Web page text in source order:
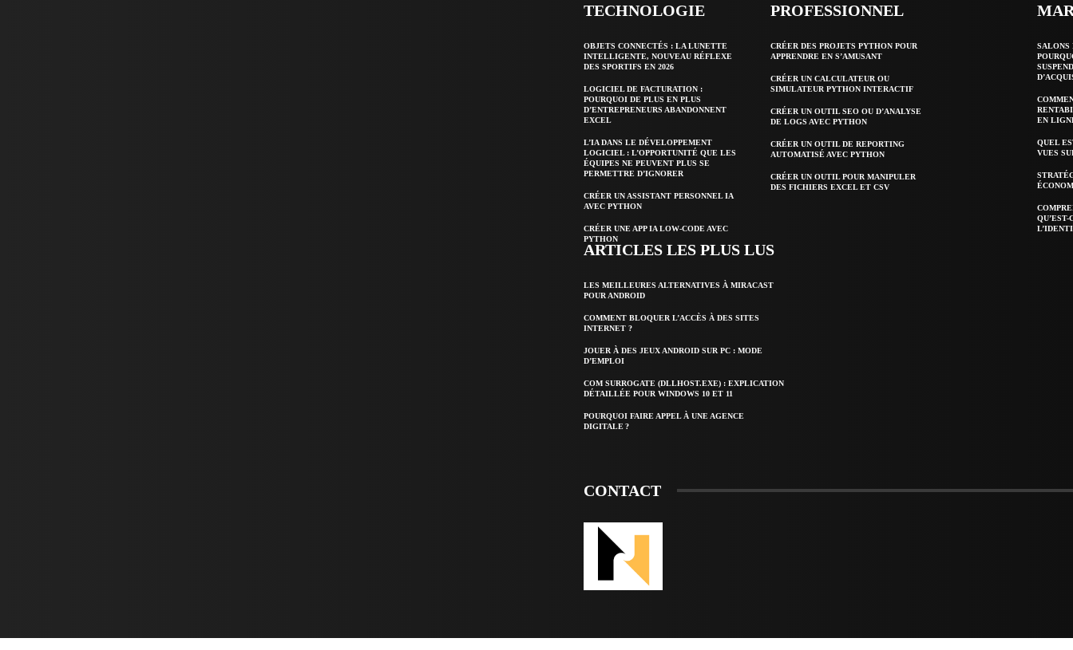
TECHNOLOGIE
OBJETS CONNECTÉS : LA LUNETTE
INTELLIGENTE, NOUVEAU RÉFLEXE
DES SPORTIFS EN 2026
LOGICIEL DE FACTURATION :
POURQUOI DE PLUS EN PLUS
D’ENTREPRENEURS ABANDONNENT
EXCEL
L’IA DANS LE DÉVELOPPEMENT
LOGICIEL : L’OPPORTUNITÉ QUE LES
ÉQUIPES NE PEUVENT PLUS SE
PERMETTRE D’IGNORER
CRÉER UN ASSISTANT PERSONNEL IA
AVEC PYTHON
CRÉER UNE APP IA LOW-CODE AVEC
PYTHON
PROFESSIONNEL
CRÉER DES PROJETS PYTHON POUR
APPRENDRE EN S’AMUSANT
CRÉER UN CALCULATEUR OU
SIMULATEUR PYTHON INTERACTIF
CRÉER UN OUTIL SEO OU D’ANALYSE
DE LOGS AVEC PYTHON
CRÉER UN OUTIL DE REPORTING
AUTOMATISÉ AVEC PYTHON
CRÉER UN OUTIL POUR MANIPULER
DES FICHIERS EXCEL ET CSV
SALONS
EN
QUEL
VUES
ARTICLES LES PLUS LUS
LES MEILLEURES ALTERNATIVES À MIRACAST
POUR ANDROID
COMMENT BLOQUER L’ACCÈS À DES SITES
INTERNET ?
JOUER À DES JEUX ANDROID SUR PC : MODE
D’EMPLOI
COM SURROGATE (DLLHOST.EXE) : EXPLICATION
DÉTAILLÉE POUR WINDOWS 10 ET 11
POURQUOI FAIRE APPEL À UNE AGENCE
DIGITALE ?
CONTACT